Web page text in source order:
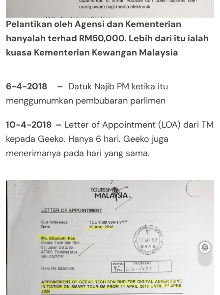
Pelantikan oleh Agensi dan Kementerian
hanyalah terhad RM50,000. Lebih dari itu ialah
kuasa Kementerian Kewangan Malaysia
6-4-2018 – Datuk Najib PM ketika itu
menggumumkan pembubaran parlimen
10-4-2018 – Letter of Appointment (LOA) dari TM
kepada Geeko. Hanya 6 hari. Geeko juga
menerimanya pada hari yang sama.